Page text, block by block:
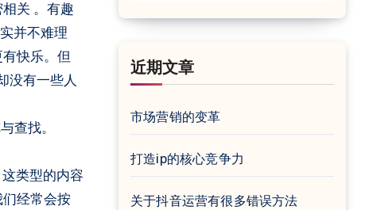
关 。有趣
并不难理
快乐。但
没有一些人
查找。
类型的内容
经常会按
近期文章
市场营销的变革
打造ip的核心竞争力
关于抖音运营有很多错误方法